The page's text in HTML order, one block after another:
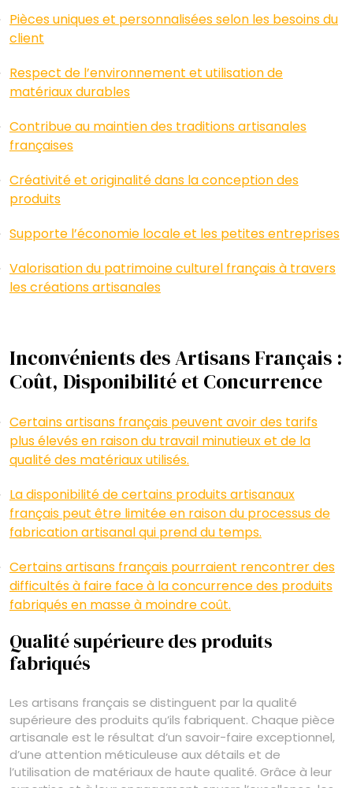
Pièces uniques et personnalisées selon les besoins du
client
Respect de l’environnement et utilisation de
matériaux durables
Contribue au maintien des traditions artisanales
françaises
Créativité et originalité dans la conception des
produits
Supporte l’économie locale et les petites entreprises
Valorisation du patrimoine culturel français à travers
les créations artisanales
Inconvénients des Artisans Français :
Coût, Disponibilité et Concurrence
Certains artisans français peuvent avoir des tarifs
plus élevés en raison du travail minutieux et de la
qualité des matériaux utilisés.
La disponibilité de certains produits artisanaux
français peut être limitée en raison du processus de
fabrication artisanal qui prend du temps.
Certains artisans français pourraient rencontrer des
difficultés à faire face à la concurrence des produits
fabriqués en masse à moindre coût.
Qualité supérieure des produits
fabriqués
Les artisans français se distinguent par la qualité
supérieure des produits qu’ils fabriquent. Chaque pièce
artisanale est le résultat d’un savoir-faire exceptionnel,
d’une attention méticuleuse aux détails et de
l’utilisation de matériaux de haute qualité. Grâce à leur